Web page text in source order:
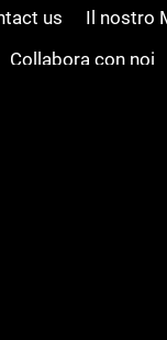
us
Il nostro
Collabora con noi